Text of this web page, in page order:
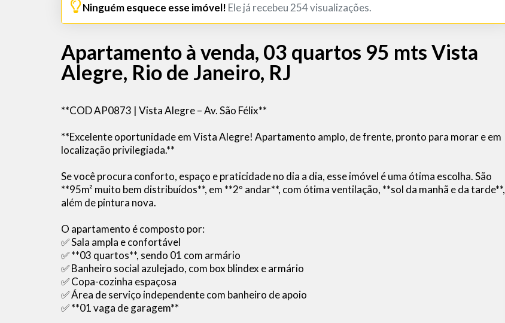
Ninguém esquece esse imóvel! Ele já recebeu 254 visualizações.
Apartamento à venda, 03 quartos 95 mts Vista
Alegre, Rio de Janeiro, RJ
**COD AP0873 | Vista Alegre – Av. São Félix**
**Excelente oportunidade em Vista Alegre! Apartamento amplo, de frente, pronto para morar e em
localização privilegiada.**
Se você procura conforto, espaço e praticidade no dia a dia, esse imóvel é uma ótima escolha. São
**95m² muito bem distribuídos**, em **2º andar**, com ótima ventilação, **sol da manhã e da tarde**,
além de pintura nova.
O apartamento é composto por:
✅ Sala ampla e confortável
✅ **03 quartos**, sendo 01 com armário
✅ Banheiro social azulejado, com box blindex e armário
✅ Copa-cozinha espaçosa
✅ Área de serviço independente com banheiro de apoio
✅ **01 vaga de garagem**